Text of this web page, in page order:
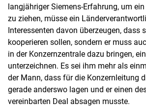
langjähriger Siemens-Erfahrung, um
zu ziehen, müsse ein
Interessenten davon überzeugen, dass
kooperieren sollen, sondern er muss
in der Konzernzentrale dazu bringen,
unterzeichnen. Es sei ihm mehr als
der Mann, dass für die Konzernleitung
gerade anderswo lagen und er einen
vereinbarten Deal absagen musste.